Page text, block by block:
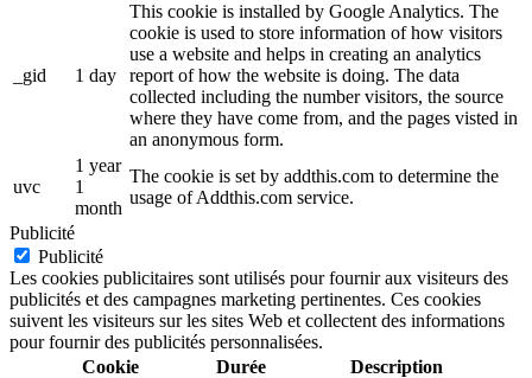
_gid 1 day
This cookie is installed by Google Analytics. The
cookie is used to store information of how visitors
use a website and helps in creating an analytics
report of how the website is doing. The data
collected including the number visitors, the source
where they have come from, and the pages visted in
an anonymous form.
uvc
1 year
1
month
The cookie is set by addthis.com to determine the
usage of Addthis.com service.
Publicité
Publicité
Les cookies publicitaires sont utilisés pour fournir aux visiteurs des
publicités et des campagnes marketing pertinentes. Ces cookies
suivent les visiteurs sur les sites Web et collectent des informations
pour fournir des publicités personnalisées.
Cookie
Durée Description